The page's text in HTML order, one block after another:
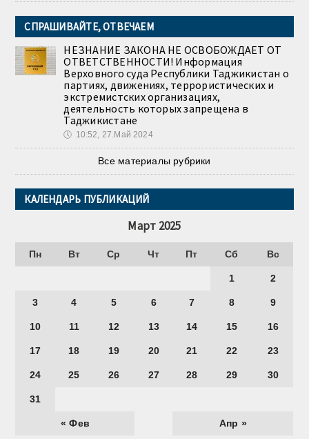
СПРАШИВАЙТЕ, ОТВЕЧАЕМ
НЕЗНАНИЕ ЗАКОНА НЕ ОСВОБОЖДАЕТ ОТ
ОТВЕТСТВЕННОСТИ! Информация
Верховного суда Республики Таджикистан о
партиях, движениях, террористических и
экстремистских организациях,
деятельность которых запрещена в
Таджикистане
🕔 10:52, 27.Май 2024
Все материалы рубрики
КАЛЕНДАРЬ ПУБЛИКАЦИЙ
Март 2025
Пн Вт Ср Чт Пт Сб Вс
« Фев Апр »
1 2
3 4 5 6 7 8 9
10 11 12 13 14 15 16
17 18 19 20 21 22 23
24 25 26 27 28 29 30
31